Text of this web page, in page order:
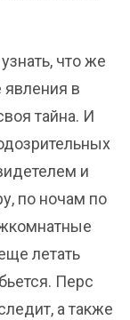
что же
в
тайна. И
и
по ночам по
летать
Перс
а также